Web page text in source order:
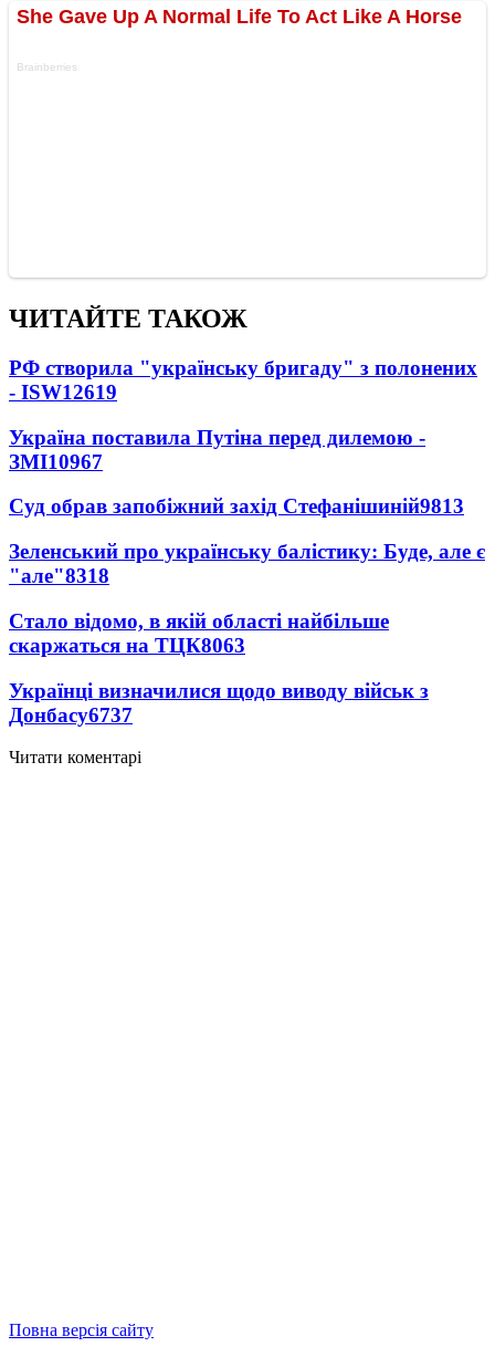
ЧИТАЙТЕ ТАКОЖ
РФ створила "українську бригаду" з полонених
- ISW12619
Україна поставила Путіна перед дилемою -
ЗМІ10967
Суд обрав запобіжний захід Стефанішиній9813
Зеленський про українську балістику: Буде, але є
"але"8318
Стало відомо, в якій області найбільше
скаржаться на ТЦК8063
Українці визначилися щодо виводу військ з
Донбасу6737
Читати коментарі
Повна версія сайту